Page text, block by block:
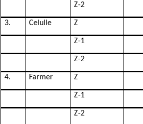
Z-2
3. Celulle Z
Z-1
Z-2
4. Farmer Z
Z-1
Z-2